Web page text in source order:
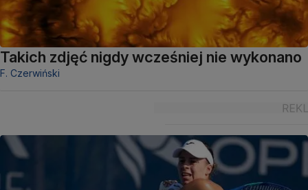
Takich zdjęć nigdy wcześniej nie wykonano
F. Czerwiński